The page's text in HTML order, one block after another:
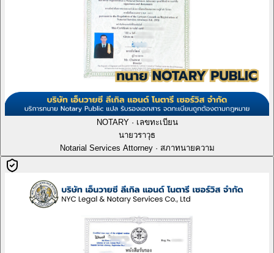
NOTARY · เลขทะเบียน
นายวราวุธ
Notarial Services Attorney · สภาทนายความ